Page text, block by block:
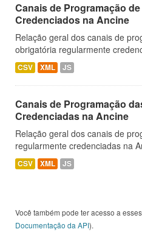
Canais de Programação
Credenciados na Ancine
Relação geral dos canais de
obrigatória regularmente
CSV XML JS
Canais de Programação
Credenciadas na Ancine
Relação geral dos canais de
regularmente credenciadas na
CSV XML JS
Você também pode ter acesso a
Documentação da API).